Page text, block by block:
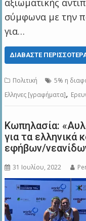
αξιωματικής
σύμφωνα με την
για…
ΔΙΑΒΆΣΤΕ
Πολιτική
5% η
Ελληνες [γραφήματα],
Κωπηλασία:
για τα ελληνικά
εφήβων/
31 Ιουλίου, 2022